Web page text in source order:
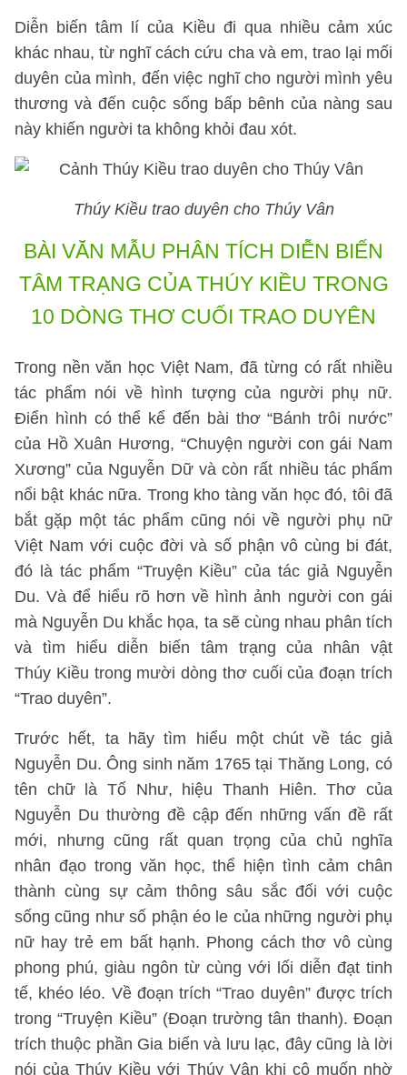
Diễn biến tâm lí của Kiều đi qua nhiều cảm xúc
khác nhau, từ nghĩ cách cứu cha và em, trao lại mối
duyên của mình, đến việc nghĩ cho người mình yêu
thương và đến cuộc sống bấp bênh của nàng sau
này khiến người ta không khỏi đau xót.
Thúy Kiều trao duyên cho Thúy Vân
BÀI VĂN MẪU PHÂN TÍCH DIỄN BIẾN
TÂM TRẠNG CỦA THÚY KIỀU TRONG
10 DÒNG THƠ CUỐI TRAO DUYÊN
Trong nền văn học Việt Nam, đã từng có rất nhiều
tác phẩm nói về hình tượng của người phụ nữ.
Điển hình có thể kể đến bài thơ “Bánh trôi nước”
của Hồ Xuân Hương, “Chuyện người con gái Nam
Xương” của Nguyễn Dữ và còn rất nhiều tác phẩm
nổi bật khác nữa. Trong kho tàng văn học đó, tôi đã
bắt gặp một tác phẩm cũng nói về người phụ nữ
Việt Nam với cuộc đời và số phận vô cùng bi đát,
đó là tác phẩm “Truyện Kiều” của tác giả Nguyễn
Du. Và để hiểu rõ hơn về hình ảnh người con gái
mà Nguyễn Du khắc họa, ta sẽ cùng nhau phân tích
và tìm hiểu diễn biến tâm trạng của nhân vật
Thúy Kiều trong mười dòng thơ cuối của đoạn trích
“Trao duyên”.
Trước hết, ta hãy tìm hiểu một chút về tác giả
Nguyễn Du. Ông sinh năm 1765 tại Thăng Long, có
tên chữ là Tố Như, hiệu Thanh Hiên. Thơ của
Nguyễn Du thường đề cập đến những vấn đề rất
mới, nhưng cũng rất quan trọng của chủ nghĩa
nhân đạo trong văn học, thể hiện tình cảm chân
thành cùng sự cảm thông sâu sắc đối với cuộc
sống cũng như số phận éo le của những người phụ
nữ hay trẻ em bất hạnh. Phong cách thơ vô cùng
phong phú, giàu ngôn từ cùng với lối diễn đạt tinh
tế, khéo léo. Về đoạn trích “Trao duyên” được trích
trong “Truyện Kiều” (Đoạn trường tân thanh). Đoạn
trích thuộc phần Gia biến và lưu lạc, đây cũng là lời
nói của Thúy Kiều với Thúy Vân khi cô muốn nhờ